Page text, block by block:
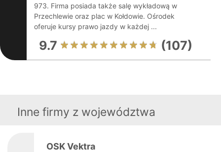
973. Firma posiada także salę wykładową w
Przechlewie oraz plac w Kołdowie. Ośrodek
oferuje kursy prawo jazdy w każdej ...
9.7 (107)
Inne firmy z województwa
OSK Vektra